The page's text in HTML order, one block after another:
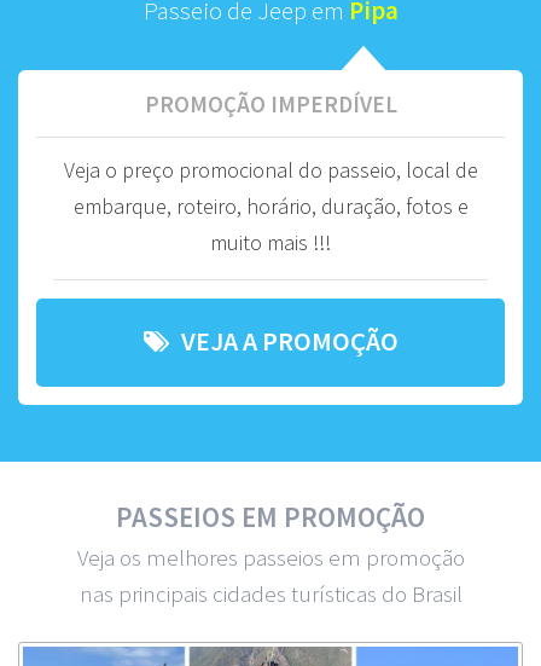
Passeio de Jeep em Pipa
PROMOÇÃO IMPERDÍVEL
Veja o preço promocional do passeio, local de
embarque, roteiro, horário, duração, fotos e
muito mais !!!
VEJA A PROMOÇÃO
PASSEIOS EM PROMOÇÃO
Veja os melhores passeios em promoção
nas principais cidades turísticas do Brasil